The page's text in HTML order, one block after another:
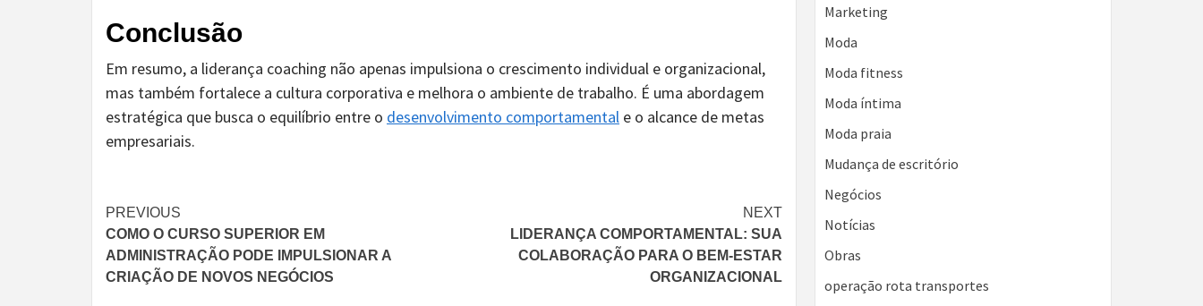
Conclusão
Em resumo, a liderança coaching não apenas impulsiona o crescimento individual e organizacional,
mas também fortalece a cultura corporativa e melhora o ambiente de trabalho. É uma abordagem
estratégica que busca o equilíbrio entre o desenvolvimento comportamental e o alcance de metas
empresariais.
Continue
Reading
PREVIOUS
COMO O CURSO SUPERIOR EM
ADMINISTRAÇÃO PODE IMPULSIONAR A
CRIAÇÃO DE NOVOS NEGÓCIOS
NEXT
LIDERANÇA COMPORTAMENTAL: SUA
COLABORAÇÃO PARA O BEM-ESTAR
ORGANIZACIONAL
Marketing
Moda
Moda fitness
Moda íntima
Moda praia
Mudança de escritório
Negócios
Notícias
Obras
operação rota transportes